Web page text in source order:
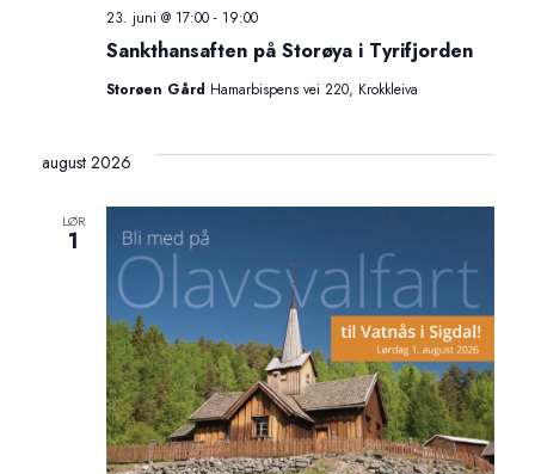
Sankthansaften på Storøya i Tyrifjorden
23. juni @ 17:00- 19:00
Storøen Gård Hamarbispens vei 220, Krokkleiva
august 2026
LØR
1